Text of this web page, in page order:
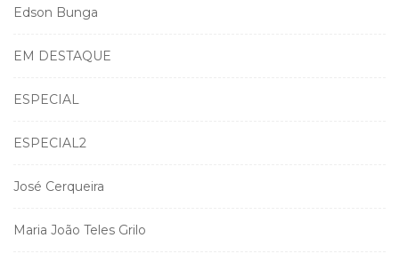
Edson Bunga
EM DESTAQUE
ESPECIAL
ESPECIAL2
José Cerqueira
Maria João Teles Grilo